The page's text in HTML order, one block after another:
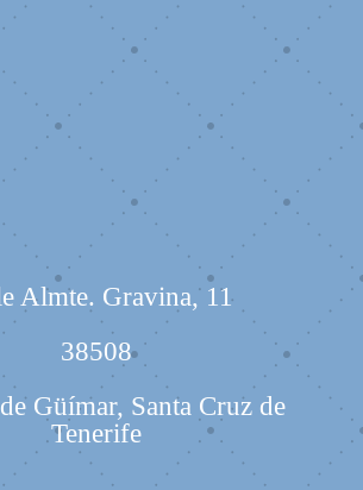
Almte. Gravina, 11
38508
Güímar, Santa Cruz de
Tenerife